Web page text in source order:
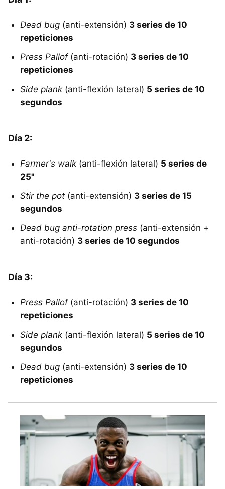
Dead bug (anti-extensión) 3 series de 10
repeticiones
Press Pallof(anti-rotación) 3 series de 10
repeticiones
Side plank (anti-flexión lateral) 5 series de 10
segundos
Día 2:
Farmer's walk (anti-flexión lateral) 5 series de
25"
Stir the pot (anti-extensión) 3 series de 15
segundos
Dead bug anti-rotation press (anti-extensión +
anti-rotación) 3 series de 10 segundos
Día 3:
Press Pallof (anti-rotación) 3 series de 10
repeticiones
Side plank (anti-flexión lateral) 5 series de 10
segundos
Dead bug (anti-extensión) 3 series de 10
repeticiones